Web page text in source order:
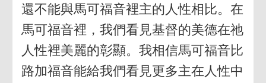
還不能與馬可福音裡主的人性相比。在
馬可福音裡，我們看見基督的美德在祂
人性裡美麗的彰顯。我相信馬可福音比
路加福音能給我們看見更多主在人性中